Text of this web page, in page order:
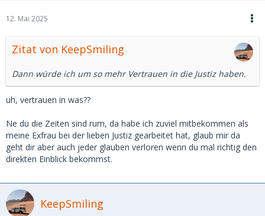
12. Mai 2025
Zitat von KeepSmiling
Dann würde ich um so mehr Vertrauen in die Justiz haben.
uh, vertrauen in was??
Ne du die Zeiten sind rum, da habe ich zuviel mitbekommen als
meine Exfrau bei der lieben Justiz gearbeitet hat, glaub mir da
geht dir aber auch jeder glauben verloren wenn du mal richtig den
direkten Einblick bekommst.
KeepSmiling